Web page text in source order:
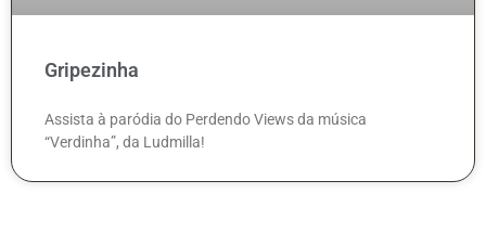
Gripezinha
Assista à paródia do Perdendo Views da música
“Verdinha”, da Ludmilla!